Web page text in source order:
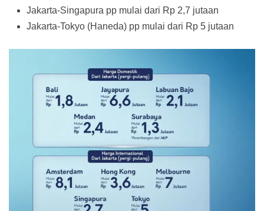
Jakarta-Singapura pp mulai dari Rp 2,7 jutaan
Jakarta-Tokyo (Haneda) pp mulai dari Rp 5 jutaan